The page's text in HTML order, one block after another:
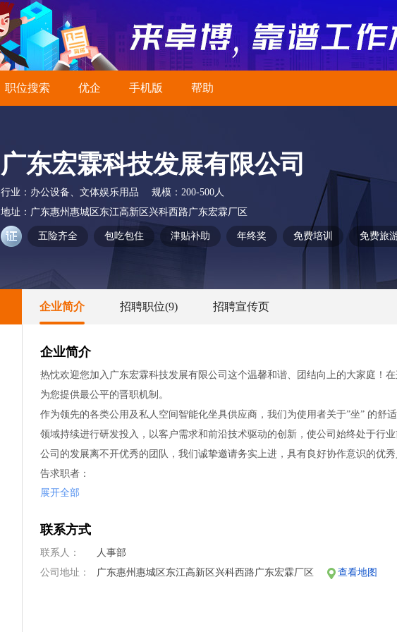
职位搜索 优企 手机版 帮助
广东宏霖科技发展有限公司
行业： 办公设备、文体娱乐用品 规模： 200-500人
地址： 广东惠州惠城区东江高新区兴科西路广东宏霖厂区
五险齐全 包吃包住 津贴补助 年终奖 免费培训 免费旅
企业简介 招聘职位(9) 招聘宣传页
企业简介
热忱欢迎您加入广东宏霖科技发展有限公司这个温馨和谐、团结向上的大家庭！
为您提供最公平的晋职机制。
作为领先的各类公用及私人空间智能化坐具供应商，我们为使用者关于”坐” 的
领域持续进行研发投入，以客户需求和前沿技术驱动的创新，使公司始终处于行业
公司的发展离不开优秀的团队，我们诚挚邀请务实上进，具有良好协作意识的优
告求职者：
我司所在位置交通便利，公交路线请及时查阅相关导航平台。感谢您的关注！
展开全部
联系方式
联系人：
人事部
公司地址：
广东惠州惠城区东江高新区兴科西路广东宏霖厂区 查看地图